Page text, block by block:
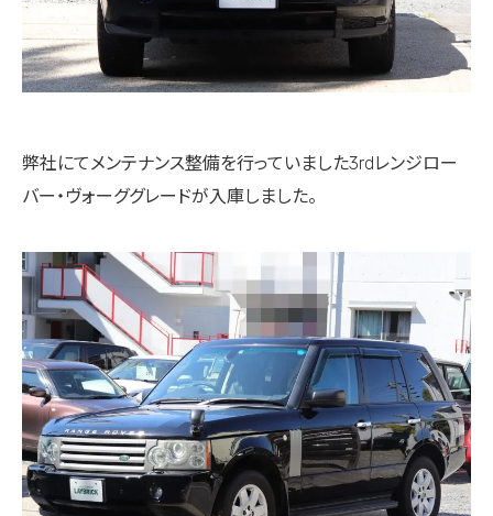
弊社にてメンテナンス整備を行っていました3rdレンジロー
バー・ヴォーググレードが入庫しました。